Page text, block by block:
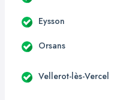
Eysson
Orsans
Vellerot-lès-Vercel